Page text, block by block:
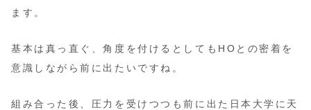
ます。
基本は真っ直ぐ、角度を付けるとしてもHOとの密着を
意識しながら前に出たいですね。
組み合った後、圧力を受けつつも前に出た日本大学に天